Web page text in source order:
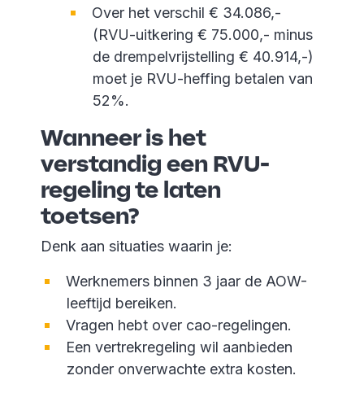
Over het verschil € 34.086,-
(RVU-uitkering € 75.000,- minus
de drempelvrijstelling € 40.914,-)
moet je RVU-heffing betalen van
52%.
Wanneer is het
verstandig een RVU-
regeling te laten
toetsen?
Denk aan situaties waarin je:
Werknemers binnen 3 jaar de AOW-
leeftijd bereiken.
Vragen hebt over cao-regelingen.
Een vertrekregeling wil aanbieden
zonder onverwachte extra kosten.